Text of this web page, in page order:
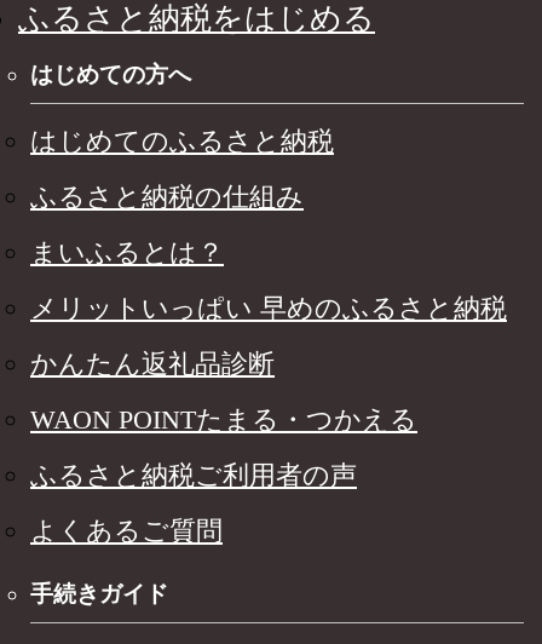
ふるさと納税をはじめる
はじめての方へ
はじめてのふるさと納税
ふるさと納税の仕組み
まいふるとは？
メリットいっぱい 早めのふるさと納税
かんたん返礼品診断
WAON POINTたまる・つかえる
ふるさと納税ご利用者の声
よくあるご質問
手続きガイド